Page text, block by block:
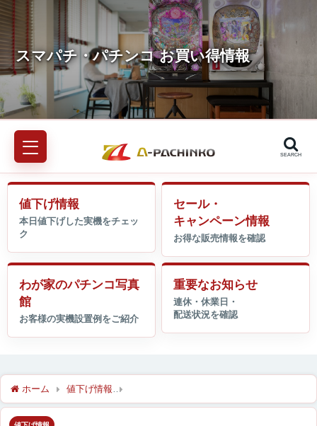
SEARCH
値下げ情報
セール・
キャンペーン情報
わが家のパチンコ写真
館
重要なお知らせ
ホーム 値下げ情報